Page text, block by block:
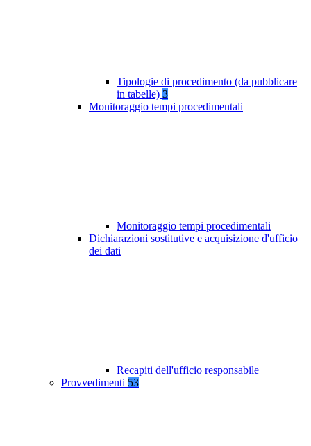
Tipologie di procedimento (da pubblicare
in tabelle) 3
Monitoraggio tempi procedimentali
Monitoraggio tempi procedimentali
Dichiarazioni sostitutive e acquisizione d'ufficio
dei dati
Recapiti dell'ufficio responsabile
Provvedimenti 53